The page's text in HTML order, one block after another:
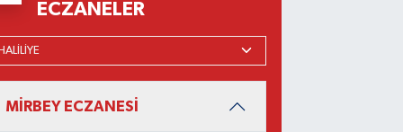
ECZANELER
MİRBEY ECZANESİ